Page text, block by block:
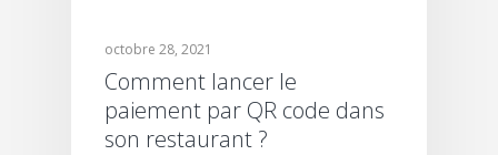
octobre 28, 2021
Comment lancer le
paiement par QR code dans
son restaurant ?